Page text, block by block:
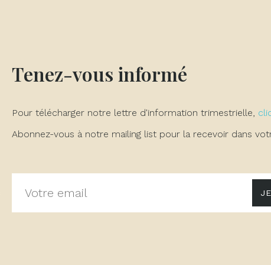
Tenez-vous informé
Pour télécharger notre lettre d'information trimestrielle,
Abonnez-vous à notre mailing list pour la recevoir dans